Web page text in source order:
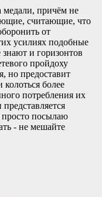
медали, причём не
считающие, что
от
усилиях подобные
и горизонтов
пройдоху
но предоставит
более
потребления их
посылаю
- не мешайте